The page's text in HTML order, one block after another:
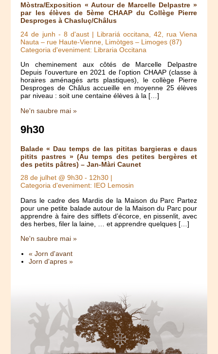
Mòstra/Exposition « Autour de Marcelle Delpastre »
par les élèves de 5ème CHAAP du Collège Pierre
Desproges à Chasluç/Châlus
24 de junh - 8 d'aust| Librariá occitana, 42, rua Viena
Nauta – rue Haute-Vienne, Limòtges – Limoges (87)
Categoria d'eveniment: Libraria Occitana
Un cheminement aux côtés de Marcelle Delpastre
Depuis l'ouverture en 2021 de l'option CHAAP (classe à
horaires aménagés arts plastiques), le collège Pierre
Desproges de Châlus accueille en moyenne 25 élèves
par niveau : soit une centaine élèves à la […]
Ne'n saubre mai »
9h30
Balade « Dau temps de las pititas bargieras e daus
pitits pastres » (Au temps des petites bergères et
des petits pâtres) – Jan-Màri Caunet
28 de julhet @ 9h30 - 12h30 |
Categoria d'eveniment: IEO Lemosin
Dans le cadre des Mardis de la Maison du Parc Partez
pour une petite balade autour de la Maison du Parc pour
apprendre à faire des sifflets d’écorce, en pissenlit, avec
des herbes, filer la laine, … et apprendre quelques […]
Ne'n saubre mai »
« Jorn d'avant
Jorn d'apres »